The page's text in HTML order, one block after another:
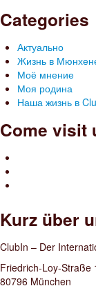
Categories
Актуально
Жизнь в
Моё мнение
Моя родина
Наша жизнь в
Come visit
Kurz über
ClubIn – Der
Friedrich-Loy-Straße
80796 München